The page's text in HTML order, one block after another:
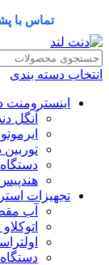
تماس با
انتخاب دسته بندی
اینسترومنت
آنگل
تجهیزات
آب
دستگاه